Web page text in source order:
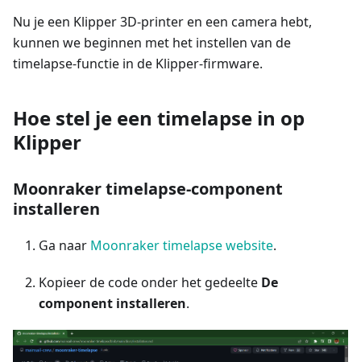
Nu je een Klipper 3D-printer en een camera hebt,
kunnen we beginnen met het instellen van de
timelapse-functie in de Klipper-firmware.
Hoe stel je een timelapse in op
Klipper
Moonraker timelapse-component
installeren
Ga naar Moonraker timelapse website.
Kopieer de code onder het gedeelte De
component installeren.